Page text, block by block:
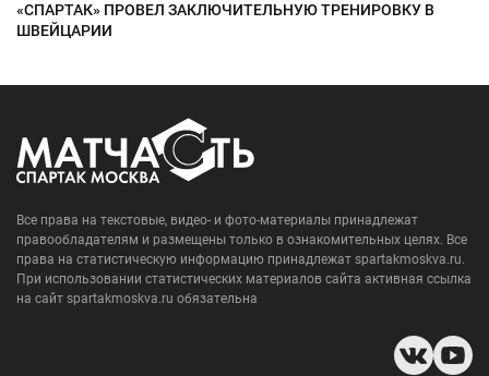
«СПАРТАК» ПРОВЕЛ ЗАКЛЮЧИТЕЛЬНУЮ ТРЕНИРОВКУ В
ШВЕЙЦАРИИ
Все права на текстовые, видео- и фото-материалы принадлежат
правообладателям и размещены только в ознакомительных целях. Все
права на статистическую информацию принадлежат spartakmoskva.ru.
При использовании статистических материалов сайта активная ссылка
на сайт spartakmoskva.ru обязательна